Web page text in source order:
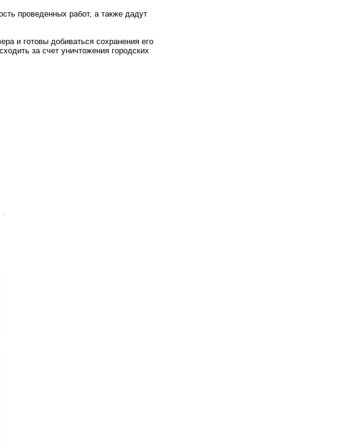
проведенных работ, а также дадут
и готовы добиваться сохранения его
за счет уничтожения городских